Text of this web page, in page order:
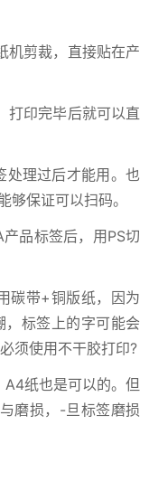
机剪裁，直接贴在产
打印完毕后就可以直
处理过后才能用。也
够保证可以扫码。
品标签后，用PS切
碳带+铜版纸，因为
标签上的字可能会
须使用不干胶打印?
A4纸也是可以的。但
磨损，-旦标签磨损